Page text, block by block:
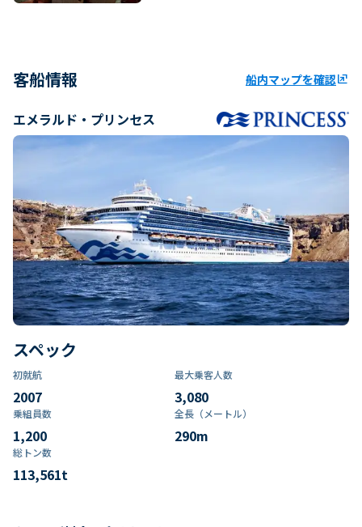
客船情報 船内マップを確認ungroup
エメラルド・プリンセス
スペック
初就航
2007
最大乗客人数
3,080
乗組員数​
1,200
全長（メートル）
290m
総トン数​
113,561t